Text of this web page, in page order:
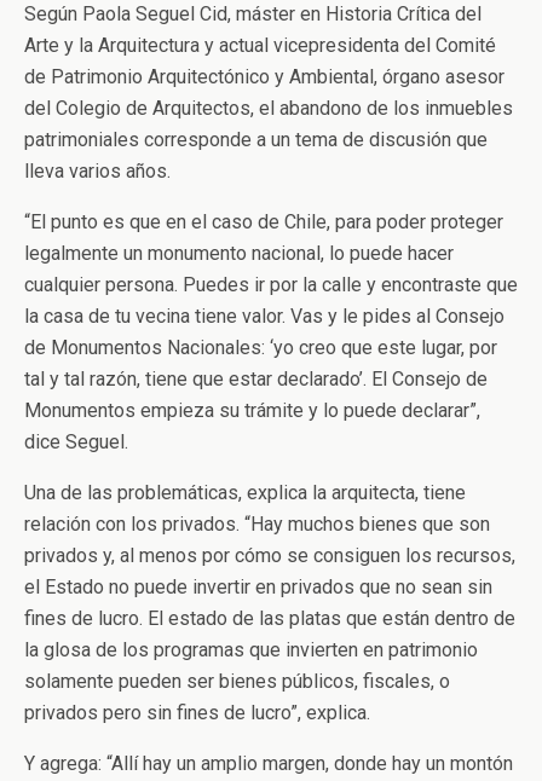
Según Paola Seguel Cid, máster en Historia Crítica del
Arte y la Arquitectura y actual vicepresidenta del Comité
de Patrimonio Arquitectónico y Ambiental, órgano asesor
del Colegio de Arquitectos, el abandono de los inmuebles
patrimoniales corresponde a un tema de discusión que
lleva varios años.
“El punto es que en el caso de Chile, para poder proteger
legalmente un monumento nacional, lo puede hacer
cualquier persona. Puedes ir por la calle y encontraste que
la casa de tu vecina tiene valor. Vas y le pides al Consejo
de Monumentos Nacionales: ‘yo creo que este lugar, por
tal y tal razón, tiene que estar declarado’. El Consejo de
Monumentos empieza su trámite y lo puede declarar”,
dice Seguel.
Una de las problemáticas, explica la arquitecta, tiene
relación con los privados. “Hay muchos bienes que son
privados y, al menos por cómo se consiguen los recursos,
el Estado no puede invertir en privados que no sean sin
fines de lucro. El estado de las platas que están dentro de
la glosa de los programas que invierten en patrimonio
solamente pueden ser bienes públicos, fiscales, o
privados pero sin fines de lucro”, explica.
Y agrega: “Allí hay un amplio margen, donde hay un montón